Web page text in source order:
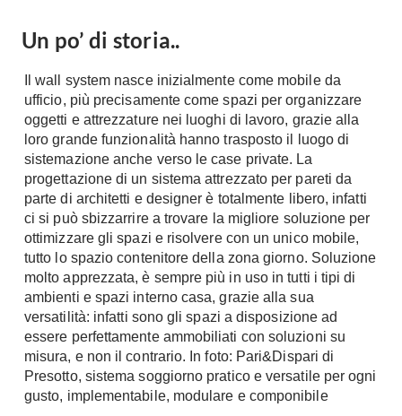
Mobili Soggiorno
Librerie
Vetrine
Pareti Attrezzate
Porta Tv
Contatti
Divani
Divani moderni
Divani classici
Poltrone
Poltroncine
Climatizzatori
Climatizzatore
Deumidificatori
Chiller
Pompe di calore
Ecologia
Geotermia
Case in Legno
Case Prefabbricate
Fotovoltaico
Riciclo
Energie Rinnovabili
Un po’ di storia..
Il wall system nasce inizialmente come mobile da
ufficio, più precisamente come spazi per organizzare
oggetti e attrezzature nei luoghi di lavoro, grazie alla
loro grande funzionalità hanno trasposto il luogo di
sistemazione anche verso le case private. La
progettazione di un sistema attrezzato per pareti da
parte di architetti e designer è totalmente libero, infatti
ci si può sbizzarrire a trovare la migliore soluzione per
ottimizzare gli spazi e risolvere con un unico mobile,
tutto lo spazio contenitore della zona giorno. Soluzione
molto apprezzata, è sempre più in uso in tutti i tipi di
ambienti e spazi interno casa, grazie alla sua
versatilità: infatti sono gli spazi a disposizione ad
essere perfettamente ammobiliati con soluzioni su
misura, e non il contrario. In foto: Pari&Dispari di
Presotto, sistema soggiorno pratico e versatile per ogni
gusto, implementabile, modulare e componibile